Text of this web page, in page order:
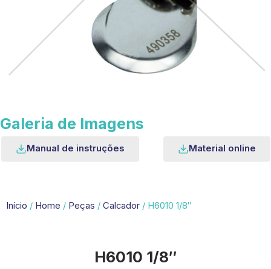
Galeria de Imagens
Manual de instruções Material online
Início / Home / Peças / Calcador / H6010 1/8″
H6010 1/8″